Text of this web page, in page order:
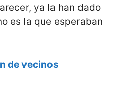
ya la han dado
es la que esperaban
de vecinos